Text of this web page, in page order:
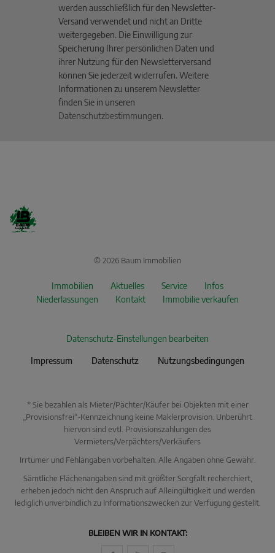
Beschreiben Sie kurz, was Sie suchen.
werden ausschließlich für den Newsletter-
Versand verwendet und nicht an Dritte
weitergegeben. Die Einwilligung zur
Speicherung Ihrer persönlichen Daten und
ihrer Nutzung für den Newsletterversand
können Sie jederzeit widerrufen. Weitere
Informationen zu unserem Newsletter
finden Sie in unseren
Datenschutzbestimmungen.
© 2026 Baum Immobilien
Immobilien Aktuelles Service
Infos
Niederlassungen
Kontakt Immobilie verkaufen
Datenschutz-Einstellungen bearbeiten
Impressum Datenschutz Nutzungsbedingungen
* Sie bezahlen als Mieter/Pächter/Käufer bei Objekten mit einer
„Provisionsfrei“-Kennzeichnung keine Maklerprovision. Unberührt
hiervon sind evtl. Provisionszahlungen des
Vermieters/Verpächters/Verkäufers
Irrtümer und Fehlangaben vorbehalten. Alle Angaben ohne Gewähr.
Sämtliche Flächenangaben sind mit größter Sorgfalt recherchiert,
erheben jedoch nicht den Anspruch auf Alleingültigkeit und werden
lediglich unverbindlich zu Informationszwecken zur Verfügung gestellt.
BLEIBEN WIR IN KONTAKT: